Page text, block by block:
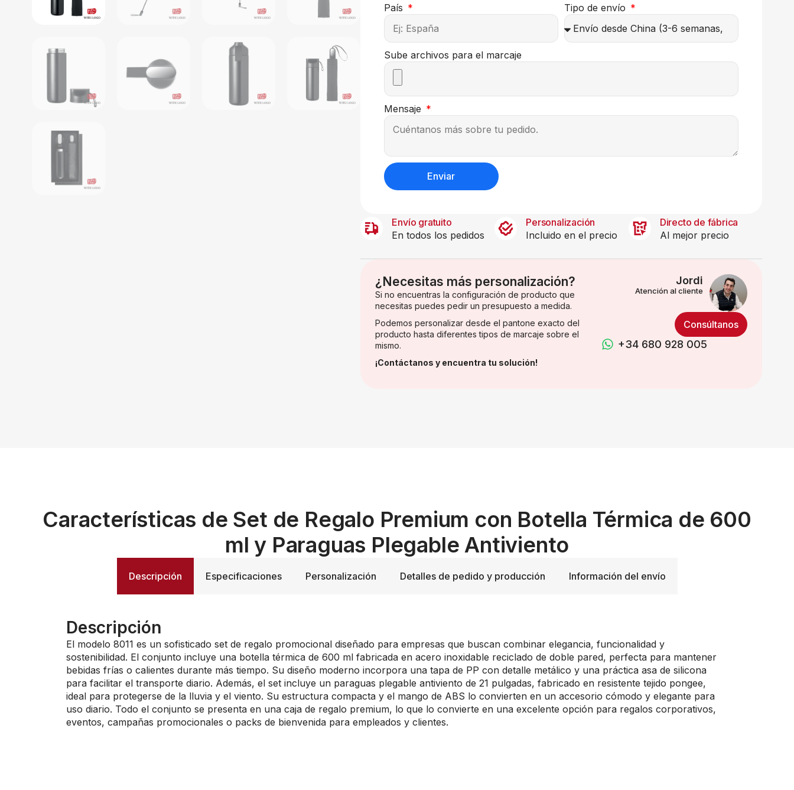
País Tipo de envío
Sube archivos para el marcaje
Mensaje
Enviar
Envío gratuito
En todos los pedidos
Personalización
Incluido en el precio
Directo de fábrica
Al mejor precio
¿Necesitas más personalización?
Si no encuentras la configuración de producto que
necesitas puedes pedir un presupuesto a medida.
Podemos personalizar desde el pantone exacto del
producto hasta diferentes tipos de marcaje sobre el
mismo.
¡Contáctanos y encuentra tu solución!
Jordi
Atención al cliente
Consúltanos
+34 680 928 005
Características de Set de Regalo Premium con Botella Térmica de 600
ml y Paraguas Plegable Antiviento
Descripción Especificaciones Personalización Detalles de pedido y producción Información del envío
Descripción
El modelo 8011 es un sofisticado set de regalo promocional diseñado para empresas que buscan combinar elegancia, funcionalidad y
sostenibilidad. El conjunto incluye una botella térmica de 600 ml fabricada en acero inoxidable reciclado de doble pared, perfecta para mantener
bebidas frías o calientes durante más tiempo. Su diseño moderno incorpora una tapa de PP con detalle metálico y una práctica asa de silicona
para facilitar el transporte diario. Además, el set incluye un paraguas plegable antiviento de 21 pulgadas, fabricado en resistente tejido pongee,
ideal para protegerse de la lluvia y el viento. Su estructura compacta y el mango de ABS lo convierten en un accesorio cómodo y elegante para
uso diario. Todo el conjunto se presenta en una caja de regalo premium, lo que lo convierte en una excelente opción para regalos corporativos,
eventos, campañas promocionales o packs de bienvenida para empleados y clientes.